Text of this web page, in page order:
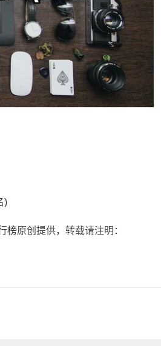
)
榜原创提供，转载请注明：